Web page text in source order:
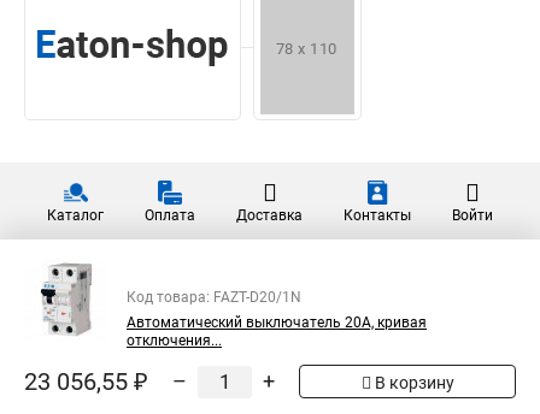
Каталог Оплата Доставка Контакты Войти
Код товара: FAZT-D20/1N
Автоматический выключатель 20А, кривая
отключения...
23 056,55 ₽ – + В корзину